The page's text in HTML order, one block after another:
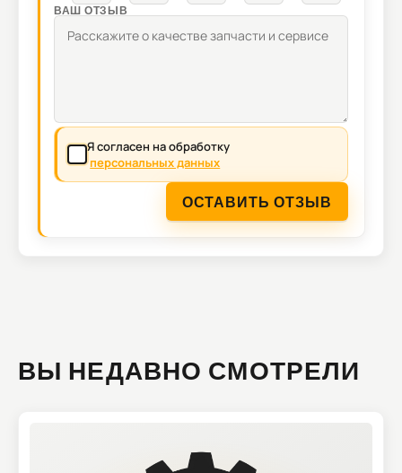
ВАШ ОТЗЫВ
Я согласен на обработку
персональных данных
ОСТАВИТЬ ОТЗЫВ
ВЫ НЕДАВНО СМОТРЕЛИ